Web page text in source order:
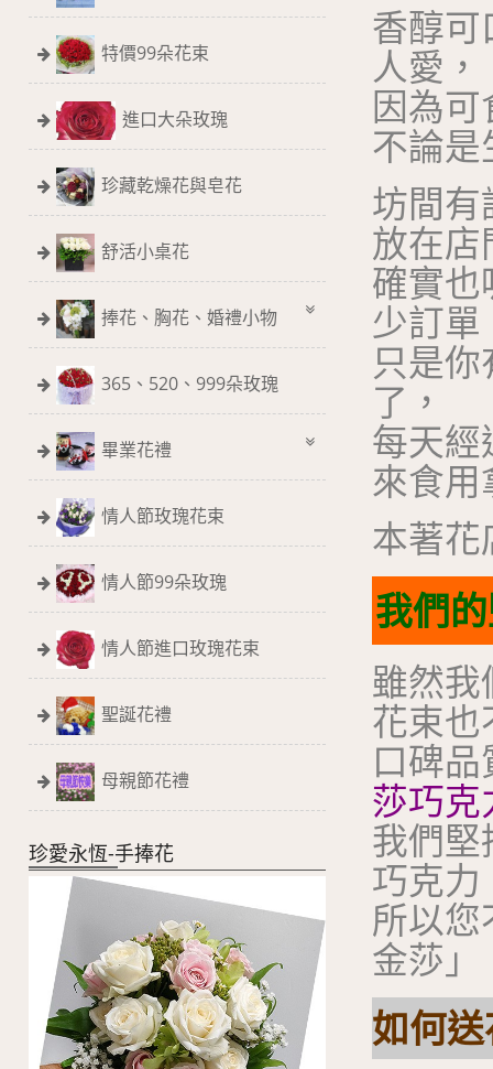
特價99朵花束
進口大朵玫瑰
珍藏乾燥花與皂花
舒活小桌花
捧花、胸花、婚禮小物
365、520、999朵玫瑰
畢業花禮
情人節玫瑰花束
情人節99朵玫瑰
情人節進口玫瑰花束
聖誕花禮
母親節花禮
珍愛永恆-手捧花
香醇
人愛，
因為
不論
坊間
放在
確實
少訂單
只是
了，
每天
來食
本著
我們
雖然
花束
口碑
莎巧克
我們
巧克
所以
金莎
如何